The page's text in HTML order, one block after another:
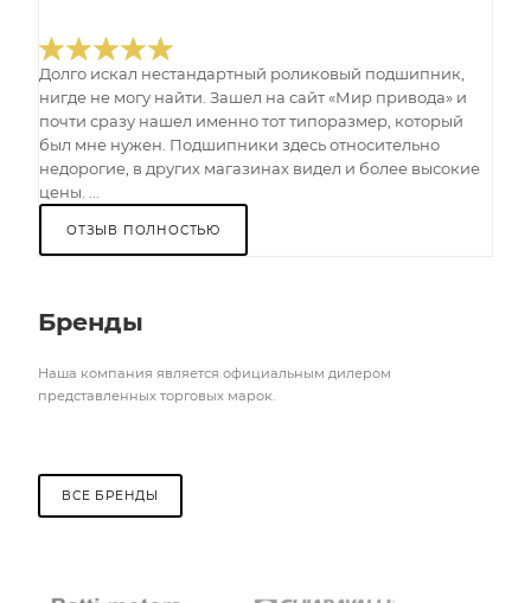
Долго искал нестандартный роликовый подшипник,
нигде не могу найти. Зашел на сайт «Мир привода» и
почти сразу нашел именно тот типоразмер, который
был мне нужен. Подшипники здесь относительно
недорогие, в других магазинах видел и более высокие
цены. ...
ОТЗЫВ ПОЛНОСТЬЮ
Бренды
Наша компания является официальным дилером
представленных торговых марок.
ВСЕ БРЕНДЫ